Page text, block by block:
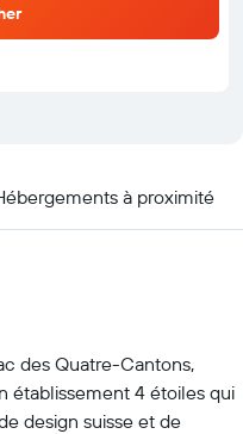
à proximité
des Quatre-Cantons,
établissement 4 étoiles qui
design suisse et de